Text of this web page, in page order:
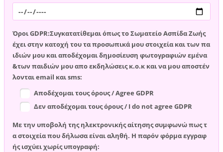
Όροι GDPR:Συγκατατίθεμαι όπως το Σωματείο Ασπίδα Ζωής
έχει στην κατοχή του τα προσωπικά μου στοιχεία και των πα
ιδιών μου και αποδέχομαι δημοσίευση φωτογραφιών εμένα
&των παιδιών μου απο εκδηλώσεις κ.ο.κ και να μου αποστέν
λονται email και sms:
Αποδέχομαι τους όρους / Agree GDPR
Δεν αποδέχομαι τους όρους / I do not agree GDPR
Με την υποβολή της ηλεκτρονικής αίτησης συμφωνώ πως τ
α στοιχεία που δήλωσα είναι αληθή. Η παρόν φόρμα εγγραφ
ής ισχύει χωρίς υπογραφή: